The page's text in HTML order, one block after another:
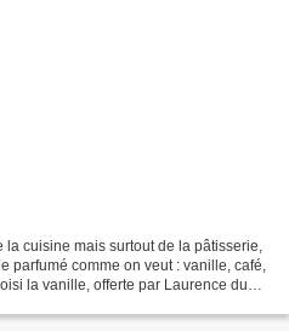
cuisine mais surtout de la pâtisserie,
parfumé comme on veut : vanille, café,
la vanille, offerte par Laurence du